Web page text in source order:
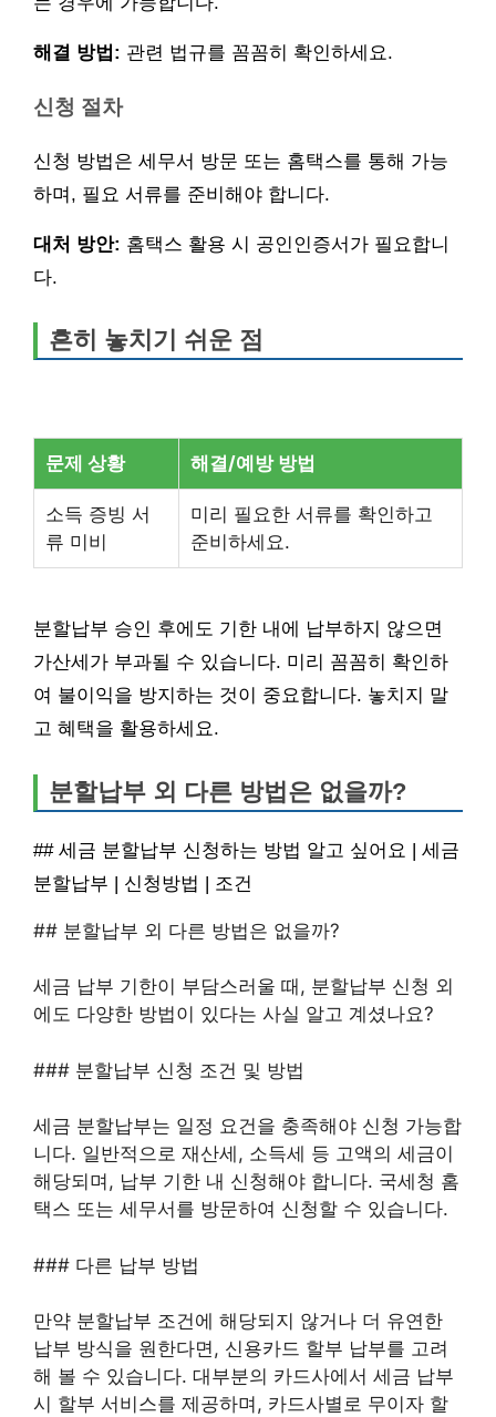
해결 방법: 관련 법규를 꼼꼼히 확인하세요.
신청 절차
신청 방법은 세무서 방문 또는 홈택스를 통해 가능
하며, 필요 서류를 준비해야 합니다.
대처 방안: 홈택스 활용 시 공인인증서가 필요합니
다.
흔히 놓치기 쉬운 점
문제 상황 해결/예방 방법
소득 증빙 서
류 미비
미리 필요한 서류를 확인하고
준비하세요.
분할납부 승인 후에도 기한 내에 납부하지 않으면
가산세가 부과될 수 있습니다. 미리 꼼꼼히 확인하
여 불이익을 방지하는 것이 중요합니다. 놓치지 말
고 혜택을 활용하세요.
분할납부 외 다른 방법은 없을까?
## 세금 분할납부 신청하는 방법 알고 싶어요 | 세금
분할납부 | 신청방법 | 조건
## 분할납부 외 다른 방법은 없을까?
세금 납부 기한이 부담스러울 때, 분할납부 신청 외
에도 다양한 방법이 있다는 사실 알고 계셨나요?
### 분할납부 신청 조건 및 방법
세금 분할납부는 일정 요건을 충족해야 신청 가능합
니다. 일반적으로 재산세, 소득세 등 고액의 세금이
해당되며, 납부 기한 내 신청해야 합니다. 국세청 홈
택스 또는 세무서를 방문하여 신청할 수 있습니다.
### 다른 납부 방법
만약 분할납부 조건에 해당되지 않거나 더 유연한
납부 방식을 원한다면, 신용카드 할부 납부를 고려
해 볼 수 있습니다. 대부분의 카드사에서 세금 납부
시 할부 서비스를 제공하며, 카드사별로 무이자 할